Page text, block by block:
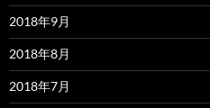
2018年9月
2018年8月
2018年7月